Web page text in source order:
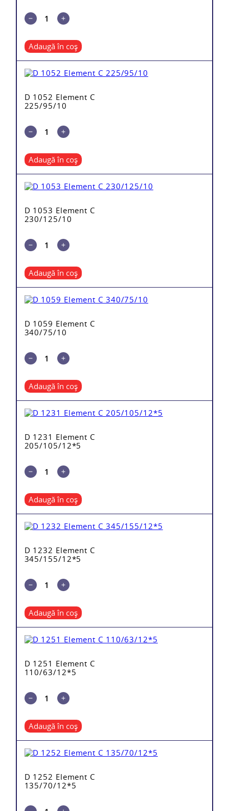
Adaugă în coș
D 1052 Element C
225/95/10
Adaugă în coș
D 1053 Element C
230/125/10
Adaugă în coș
D 1059 Element C
340/75/10
Adaugă în coș
D 1231 Element C
205/105/12*5
Adaugă în coș
D 1232 Element C
345/155/12*5
Adaugă în coș
D 1251 Element C
110/63/12*5
Adaugă în coș
D 1252 Element C
135/70/12*5